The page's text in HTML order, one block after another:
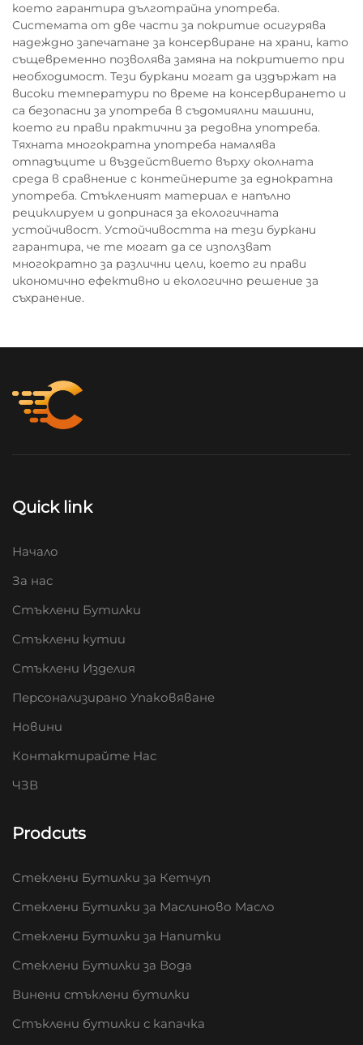
което гарантира дълготрайна употреба.
Системата от две части за покритие осигурява
надеждно запечатане за консервиране на храни, като
същевременно позволява замяна на покритието при
необходимост. Тези буркани могат да издържат на
високи температури по време на консервирането и
са безопасни за употреба в съдомиялни машини,
което ги прави практични за редовна употреба.
Тяхната многократна употреба намалява
отпадъците и въздействието върху околната
среда в сравнение с контейнерите за еднократна
употреба. Стъкленият материал е напълно
рециклируем и допринася за екологичната
устойчивост. Устойчивостта на тези буркани
гарантира, че те могат да се използват
многократно за различни цели, което ги прави
икономично ефективно и екологично решение за
съхранение.
Quick link
Начало
За нас
Стъклени Бутилки
Стъклени кутии
Стъклени Изделия
Персонализирано Упаковяване
Новини
Контактирайте Нас
ЧЗВ
Prodcuts
Стеклени Бутилки за Кетчуп
Стеклени Бутилки за Маслиново Масло
Стеклени Бутилки за Напитки
Стеклени Бутилки за Вода
Винени стъклени бутилки
Стъклени бутилки с капачка